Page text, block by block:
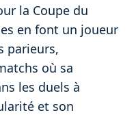
la Coupe du
en font un joueur
parieurs,
où sa
les duels à
et son